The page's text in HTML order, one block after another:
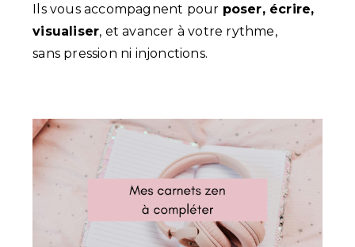
Ils vous accompagnent pour poser, écrire,
visualiser, et avancer à votre rythme,
sans pression ni injonctions.